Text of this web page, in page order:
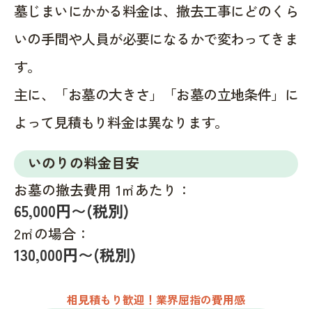
墓じまいにかかる料金は、撤去工事にどのくら
いの手間や人員が必要になるかで変わってきま
す。
主に、「お墓の大きさ」「お墓の立地条件」に
よって見積もり料金は異なります。
いのりの料金目安
お墓の撤去費用 1㎡あたり：
65,000円〜(税別)
2㎡の場合：
130,000円〜(税別)
相見積もり歓迎！業界屈指の費用感